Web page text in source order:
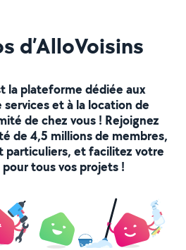
d’AlloVoisins
la plateforme dédiée aux
et à la location de
de chez vous ! Rejoignez
de 4,5 millions de membres,
particuliers, et facilitez votre
tous vos projets !